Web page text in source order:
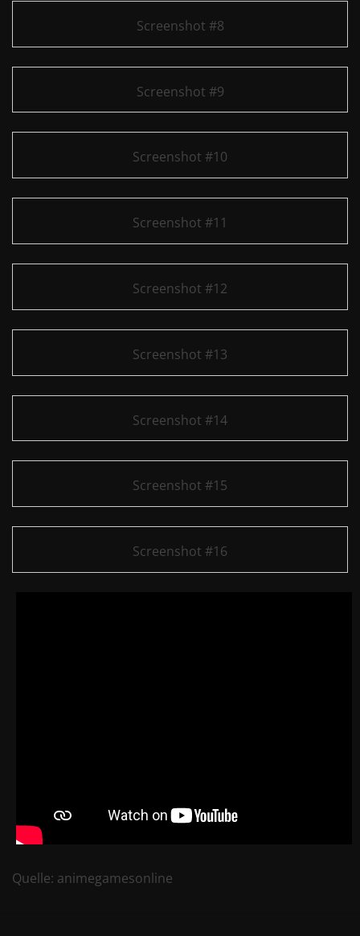
Screenshot #8
Screenshot #9
Screenshot #10
Screenshot #11
Screenshot #12
Screenshot #13
Screenshot #14
Screenshot #15
Screenshot #16
Quelle: animegamesonline